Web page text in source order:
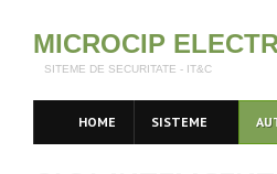
MICROCIP
SITEME DE SECURITATE - IT&C
HOME SISTEME